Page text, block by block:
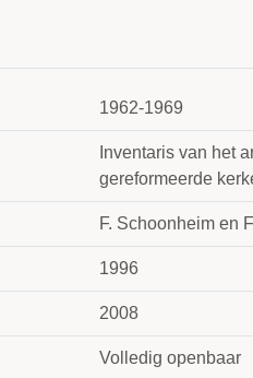
1962-1969
Inventaris van het
gereformeerde
F. Schoonheim en
1996
2008
Volledig openbaar